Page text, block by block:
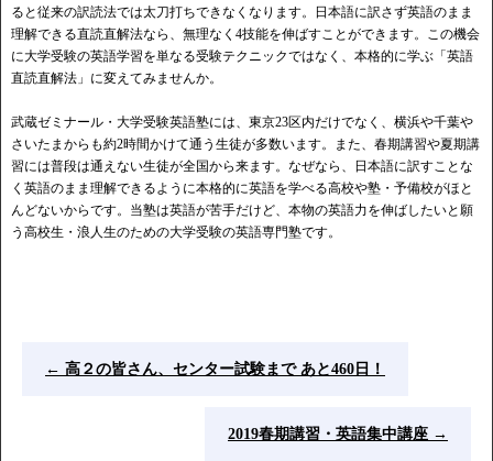
ると従来の訳読法では太刀打ちできなくなります。日本語に訳さず英語のまま
理解できる直読直解法なら、無理なく4技能を伸ばすことができます。この機会
に大学受験の英語学習を単なる受験テクニックではなく、本格的に学ぶ「英語
直読直解法」に変えてみませんか。
武蔵ゼミナール・大学受験英語塾には、東京23区内だけでなく、横浜や千葉や
さいたまからも約2時間かけて通う生徒が多数います。また、春期講習や夏期講
習には普段は通えない生徒が全国から来ます。なぜなら、日本語に訳すことな
く英語のまま理解できるように本格的に英語を学べる高校や塾・予備校がほと
んどないからです。当塾は英語が苦手だけど、本物の英語力を伸ばしたいと願
う高校生・浪人生のための大学受験の英語専門塾です。
← 高２の皆さん、センター試験まで あと460日！
2019春期講習・英語集中講座 →